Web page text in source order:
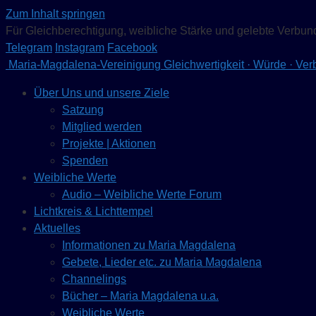
Zum Inhalt springen
Für Gleichberechtigung, weibliche Stärke und gelebte
Telegram Instagram Facebook
Maria-Magdalena-Vereinigung Gleichwertigkeit · Würde ·
Über Uns und unsere Ziele
Satzung
Mitglied werden
Projekte | Aktionen
Spenden
Weibliche Werte
Audio – Weibliche Werte Forum
Lichtkreis & Lichttempel
Aktuelles
Informationen zu Maria Magdalena
Gebete, Lieder etc. zu Maria Magdalena
Channelings
Bücher – Maria Magdalena u.a.
Weibliche Werte